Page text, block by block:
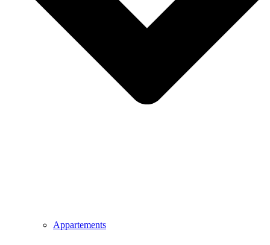
Appartements